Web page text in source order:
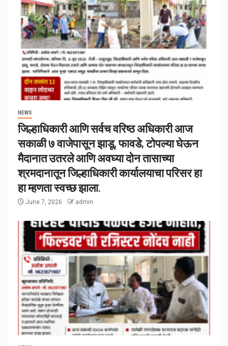
NEWS
जिल्हाधिकारी आणि सर्वच वरिष्ठ अधिकारी आज
सकाळी ७ वाजेपासून झाडू, फावडे, टोपल्या घेऊन
मैदानात उतरले आणि अवघ्या दोन तासाच्या
श्रमदानातून जिल्हाधिकारी कार्यालयाचा परिसर हा
हा म्हणता स्वच्छ झाला.
June 7, 2026 admin